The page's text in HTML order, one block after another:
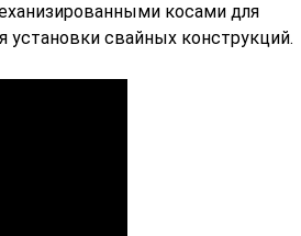
косами для
установки свайных конструкций.